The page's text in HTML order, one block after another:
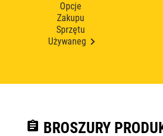
Opcje
Zakupu
Sprzętu
Używaneg
assignment BROSZURY